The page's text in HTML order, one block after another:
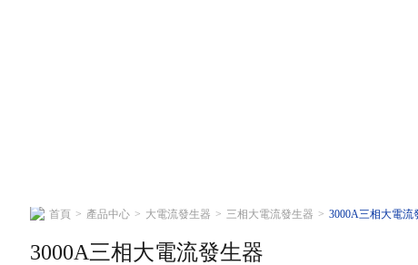
首頁 > 產品中心 > 大電流發生器 > 三相大電流發生器 > 3000A三相大電流
3000A三相大電流發生器